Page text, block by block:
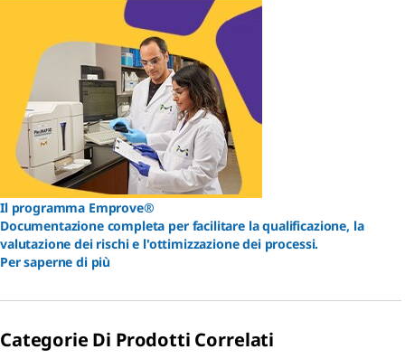
Il programma Emprove®
Documentazione completa per facilitare la qualificazione, la
valutazione dei rischi e l'ottimizzazione dei processi.
Per saperne di più
Categorie Di Prodotti Correlati